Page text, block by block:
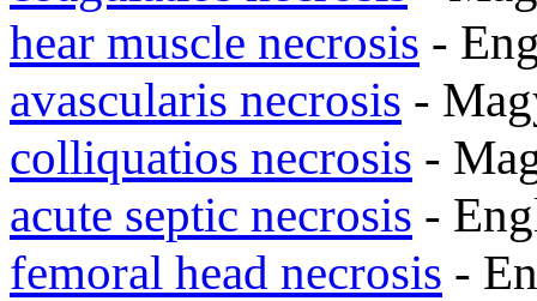
hear muscle necrosis -
avascularis necrosis -
colliquatios necrosis -
acute septic necrosis -
femoral head necrosis -